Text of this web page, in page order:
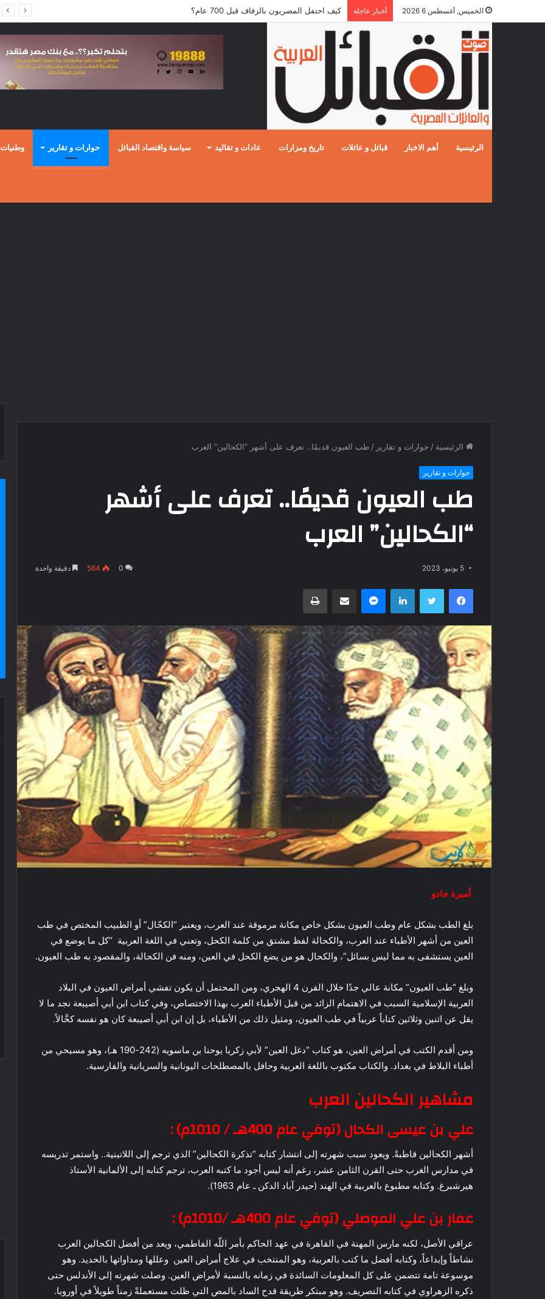
الخميس, أغسطس 6 2026 أخبار عاجلة كيف احتفل المصريون بالزفاف قبل 700 عام؟
الرئيسية أهم الاخبار قبائل و عائلات تاريخ ومزارات عادات و تقاليد سياسة واقتصاد القبائل حوارات و تقارير وطنيات
الرئيسية / حوارات و تقارير / طب العيون قديمًا.. تعرف على أشهر “الكحالين” العرب
حوارات و تقارير
طب العيون قديمًا.. تعرف على أشهر
“الكحالين” العرب
5 يونيو، 2023 0
564 دقيقة واحدة
فيسبوك تويتر لينكدإن ماسنجر مشاركة عبر البريد طباعة
أميرة جادو
بلغ الطب بشكل عام وطب العيون بشكل خاص مكانة مرموقة عند العرب، ويعتبر “الكحّال” أو الطبيب المختص في طب
العين من أشهر الأطباء عند العرب، والكحالة لفظ مشتق من كلمة الكحل، وتعني في اللغة العربية “كل ما يوضع في
العين يستشفى به مما ليس بسائل”، والكحال هو من يضع الكحل في العين، ومنه فن الكحالة، والمقصود به طب العيون.
وبلغ “طب العيون” مكانة عالي جدًا خلال القرن 4 الهجري، ومن المحتمل أن يكون تفشي أمراض العيون في البلاد
العربية الإسلامية السبب في الاهتمام الزائد من قبل الأطباء العرب بهذا الاختصاص، وفي كتاب ابن أبي أصيبعة نجد ما لا
يقل عن اثنين وثلاثين كتاباً عربياً في طب العيون، ومثيل ذلك من الأطباء، بل إن ابن أبي أصيبعة كان هو نفسه كحَّالاً.
ومن أقدم الكتب في أمراض العين، هو كتاب “دغل العين” لأبي زكريا يوحنا بن ماسويه (242-190 هـ)، وهو مسيحي من
أطباء البلاط في بغداد. والكتاب مكتوب باللغة العربية وحافل بالمصطلحات اليونانية والسريانية والفارسية.
مشاهير الكحالين العرب
علي بن عيسى الكحال (توفي عام 400هـ / 1010م) :
أشهر الكحالين قاطبةً. ويعود سبب شهرته إلى انتشار كتابه “تذكرة الكحالين” الذي ترجم إلى اللاتينية.. واستمر تدريسه
في مدارس الغرب حتى القرن الثامن عشر، رغم أنه ليس أجود ما كتبه العرب، ترجم كتابه إلى الألمانية الأستاذ
هيرشبرغ. وكتابه مطبوع بالعربية في الهند (حيدر آباد الدكن ـ عام 1963).
عمار بن علي الموصلي (توفي عام 400هـ /1010م) :
عراقي الأصل، لكنه مارس المهنة في القاهرة في عهد الحاكم بأمر اللّه الفاطمي، ويعد من أفضل الكحالين العرب
نشاطاً وإبداعاً، وكتابه أفضل ما كتب بالعربية، وهو المنتخب في علاج أمراض العين وعللها ومداواتها بالحديد. وهو
موسوعة تامة تتضمن على كل المعلومات السائدة في زمانه بالنسبة لأمراض العين. وصلت شهرته إلى الأندلس حتى
ذكره الزهراوي في كتابه التصريف. وهو مبتكر طريقة قدح الساد بالمص التي ظلت مستعملةً زمناً طويلاً في أوروبا.